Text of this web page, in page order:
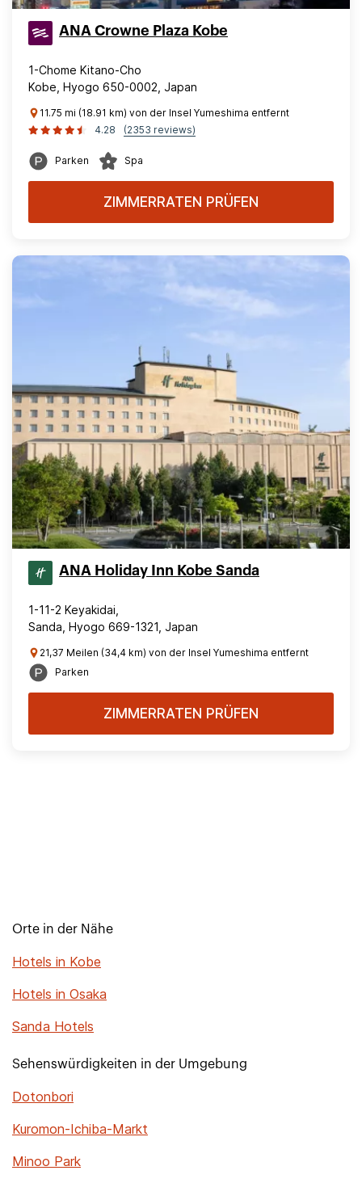
ANA Crowne Plaza Kobe
1-Chome Kitano-Cho
Kobe, Hyogo 650-0002, Japan
11.75 mi (18.91 km) von der Insel Yumeshima entfernt
4.28
(2353 reviews)
Parken Spa
ZIMMERRATEN PRÜFEN
ANA Holiday Inn Kobe Sanda
1-11-2 Keyakidai,
Sanda, Hyogo 669-1321, Japan
21,37 Meilen (34,4 km) von der Insel Yumeshima entfernt
Parken
ZIMMERRATEN PRÜFEN
Orte in der Nähe
Hotels in Kobe
Hotels in Osaka
Sanda Hotels
Sehenswürdigkeiten in der Umgebung
Dotonbori
Kuromon-Ichiba-Markt
Minoo Park